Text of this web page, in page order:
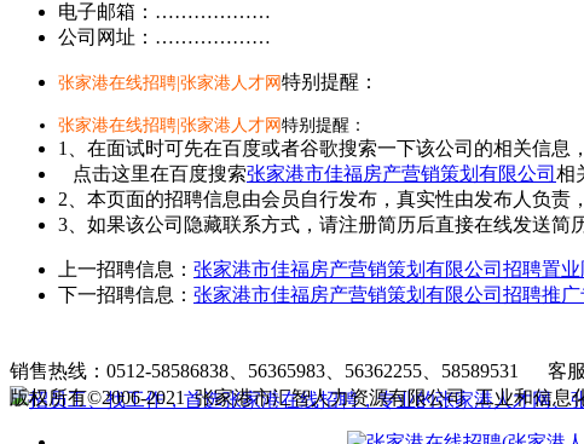
电子邮箱：………………
公司网址：………………
张家港在线招聘|张家港人才网 特别提醒：
张家港在线招聘|张家港人才网 特别提醒：
1、在面试时可先在百度或者谷歌搜索一下该公司的相关信息
点击这里在百度搜索张家港市佳福房产营销策划有限公司 相
2、本页面的招聘信息由会员自行发布，真实性由发布人负责
3、如果该公司隐藏联系方式，请注册简历后直接在线发送简
上一招聘信息： 张家港市佳福房产营销策划有限公司招聘置业
下一招聘信息： 张家港市佳福房产营销策划有限公司招聘推广
销售热线：0512-58586838、56365983、56362255、58589531
客服
版权所有©2006-2021 张家港市汇智人力资源有限公司工业和信息